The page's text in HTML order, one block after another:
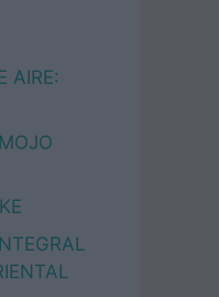
AIRE: